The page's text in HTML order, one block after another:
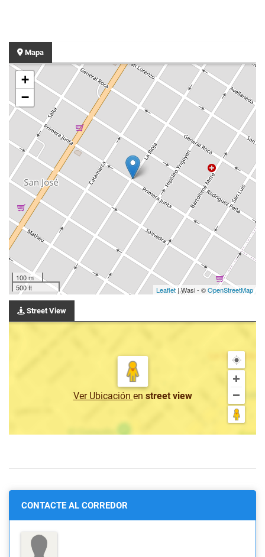
Mapa
+
−
100 m
500 ft
Leaflet | Wasi - ©OpenStreetMap
Street View
Ver Ubicación en street view
CONTACTE AL CORREDOR